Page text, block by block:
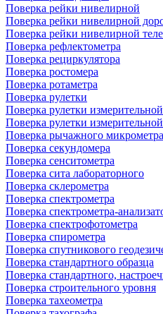
Поверка рейки нивелирной
Поверка рейки нивелирной
Поверка рейки нивелирной
Поверка рефлектометра
Поверка рециркулятора
Поверка ростомера
Поверка ротаметра
Поверка рулетки
Поверка рулетки
Поверка рулетки
Поверка рычажного микрометра
Поверка секундомера
Поверка сенситометра
Поверка сита лабораторного
Поверка склерометра
Поверка спектрометра
Поверка спектрометра-
Поверка спектрофотометра
Поверка спирометра
Поверка спутникового
Поверка стандартного образца
Поверка стандартного,
Поверка строительного уровня
Поверка тахеометра